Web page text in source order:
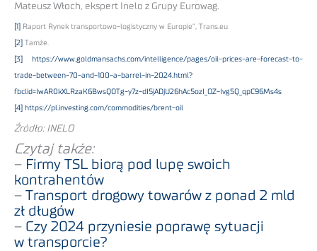
Mateusz Włoch, ekspert Inelo z Grupy Eurowag.
[1] Raport Rynek transportowo-logistyczny w Europie”, Trans.eu
[2] Tamże.
[3] https://www.goldmansachs.com/intelligence/pages/oil-prices-are-forecast-to-
trade-between-70-and-100-a-barrel-in-2024.html?
fbclid=IwAR0kXLRzaK6BwsQOTg-y7z-dI5jADjU26hAc5ozI_OZ-Ivg5Q_qpC96Ms4s
[4] https://pl.investing.com/commodities/brent-oil
Źródło: INELO
Czytaj także:
– Firmy TSL biorą pod lupę swoich
kontrahentów
– Transport drogowy towarów z ponad 2 mld
zł długów
– Czy 2024 przyniesie poprawę sytuacji
w transporcie?